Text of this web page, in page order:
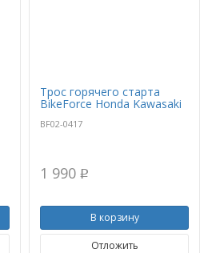
Трос горячего старта
BikeForce Honda Kawasaki
BF02-0417
1 990 p
В корзину
Отложить